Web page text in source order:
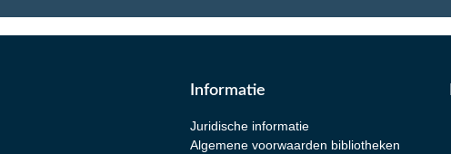
Informatie
Juridische informatie
Algemene voorwaarden bibliotheken